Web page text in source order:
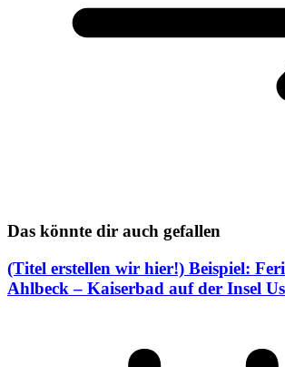
Das könnte dir auch gefallen
(Titel erstellen wir hier!) Beispiel:
Ahlbeck – Kaiserbad auf der Insel